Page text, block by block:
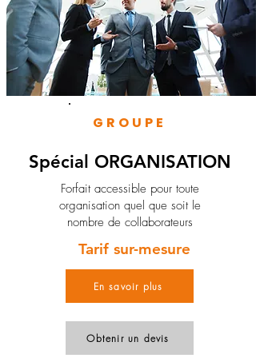
GROUPE
Spécial ORGANISATION
Forfait accessible pour toute
organisation quel que soit le
nombre de collaborateurs
Tarif sur-mesure
En savoir plus
Obtenir un devis